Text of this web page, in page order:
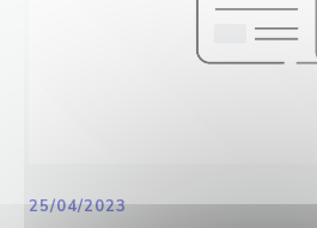
25/04/2023